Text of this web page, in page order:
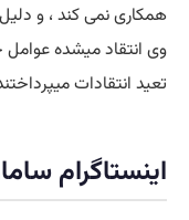
همکاری نمی کند ، و
وی انتقاد میشده عوامل
تعید انتقادات
اینستاگرام